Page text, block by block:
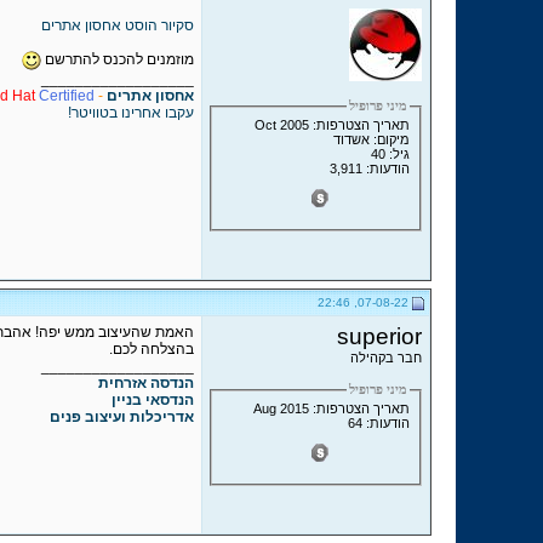
מיני פרופיל
תאריך הצטרפות: Oct 2005
מיקום: אשדוד
גיל: 40
הודעות: 3,911
סקיור הוסט אחסון אתרים
מוזמנים להכנס להתרשם
אחסון אתרים -
Hat Certified
עקבו אחרינו בטוויטר!
superior
חבר בקהילה
מיני פרופיל
תאריך הצטרפות: Aug 2015
הודעות: 64
האמת שהעיצוב ממש יפה!
בהצלחה לכם.
הנדסה אזרחית
הנדסאי בניין
אדריכלות ועיצוב פנים